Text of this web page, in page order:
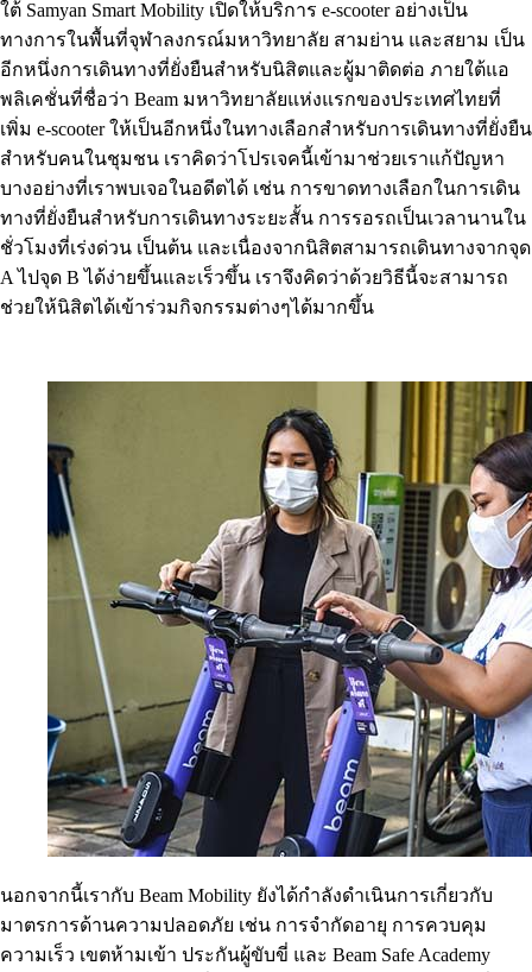
ใต้ Samyan Smart Mobility เปิดให้บริการ e-scooter อย่างเป็น
ทางการในพื้นที่จุฬาลงกรณ์มหาวิทยาลัย สามย่าน และสยาม เป็น
อีกหนึ่งการเดินทางที่ยั่งยืนสำหรับนิสิตและผู้มาติดต่อ ภายใต้แอ
พลิเคชั่นที่ชื่อว่า Beam มหาวิทยาลัยแห่งแรกของประเทศไทยที่
เพิ่ม e-scooter ให้เป็นอีกหนึ่งในทางเลือกสำหรับการเดินทางที่ยั่งยืน
สำหรับคนในชุมชน เราคิดว่าโปรเจคนี้เข้ามาช่วยเราแก้ปัญหา
บางอย่างที่เราพบเจอในอดีตได้ เช่น การขาดทางเลือกในการเดิน
ทางที่ยั่งยืนสำหรับการเดินทางระยะสั้น การรอรถเป็นเวลานานใน
ชั่วโมงที่เร่งด่วน เป็นต้น และเนื่องจากนิสิตสามารถเดินทางจากจุด
A ไปจุด B ได้ง่ายขึ้นและเร็วขึ้น เราจึงคิดว่าด้วยวิธีนี้จะสามารถ
ช่วยให้นิสิตได้เข้าร่วมกิจกรรมต่างๆได้มากขึ้น
นอกจากนี้เรากับ Beam Mobility ยังได้กำลังดำเนินการเกี่ยวกับ
มาตรการด้านความปลอดภัย เช่น การจำกัดอายุ การควบคุม
ความเร็ว เขตห้ามเข้า ประกันผู้ขับขี่ และ Beam Safe Academy